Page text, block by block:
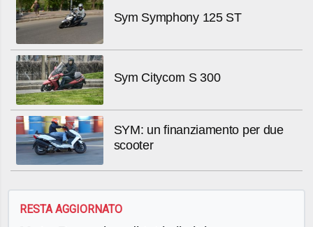
Sym Symphony 125 ST
Sym Citycom S 300
SYM: un finanziamento per due
scooter
RESTA AGGIORNATO